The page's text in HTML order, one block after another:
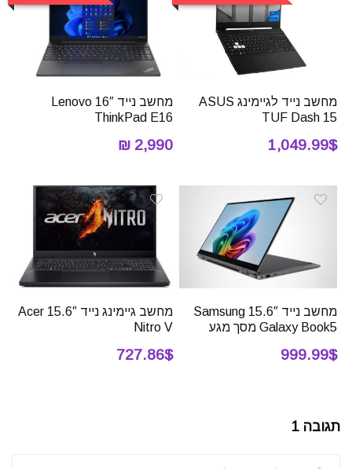
מחשב נייד לגיימינג ASUS
TUF Dash 15
1,049.99$
מחשב נייד 16″ Lenovo
ThinkPad E16
2,990 ₪
מחשב נייד 15.6″ Samsung
Galaxy Book5 מסך מגע
999.99$
מחשב גיימינג נייד 15.6″ Acer
Nitro V
727.86$
תגובה 1